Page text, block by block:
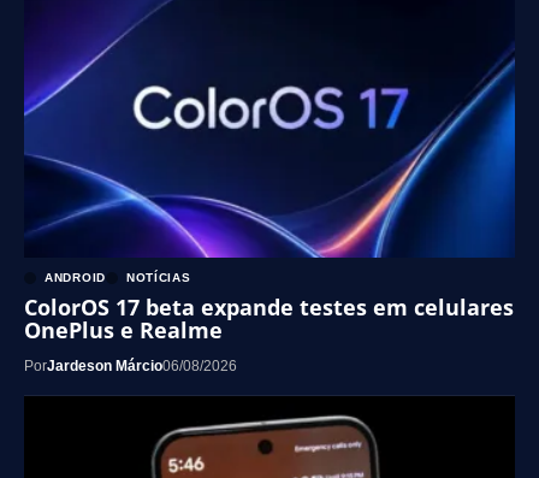
ANDROID NOTÍCIAS
ColorOS 17 beta expande testes em celulares
OnePlus e Realme
PorJardeson Márcio06/08/2026